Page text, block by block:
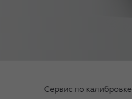
Сервис по